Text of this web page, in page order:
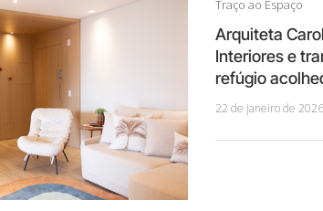
Traço ao Espaço
Arquiteta
Interiores e
refúgio
22 de janeiro de 2026